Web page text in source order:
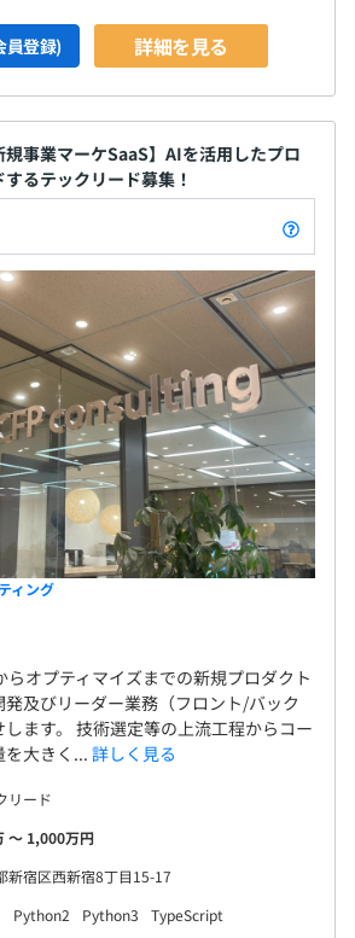
員登録) 詳細を見る
規事業マーケSaaS】AIを活用したプロ
るテックリード募集！
ィング
らオプティマイズまでの新規プロダクト
及びリーダー業務（フロント/バック
ます。 技術選定等の上流工程からコー
を大きく... 詳しく見る
リード
〜 1,000万円
新宿区西新宿8丁目15-17
Python2 Python3
TypeScript